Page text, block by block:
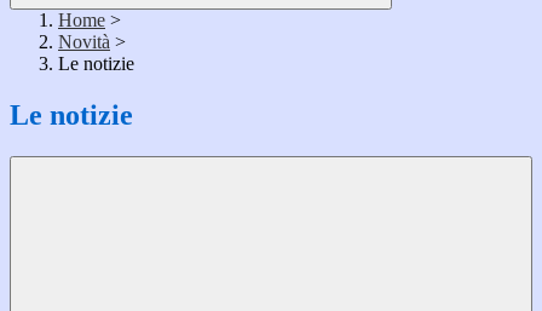
Home >
Novità >
Le notizie
Le notizie